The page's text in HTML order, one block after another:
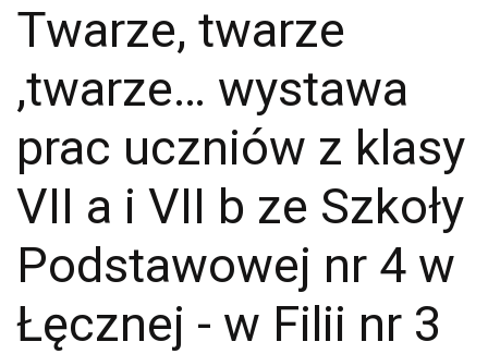
Twarze, twarze
,twarze… wystawa
prac uczniów z klasy
VII a i VII b ze Szkoły
Podstawowej nr 4 w
Łęcznej - w Filii nr 3